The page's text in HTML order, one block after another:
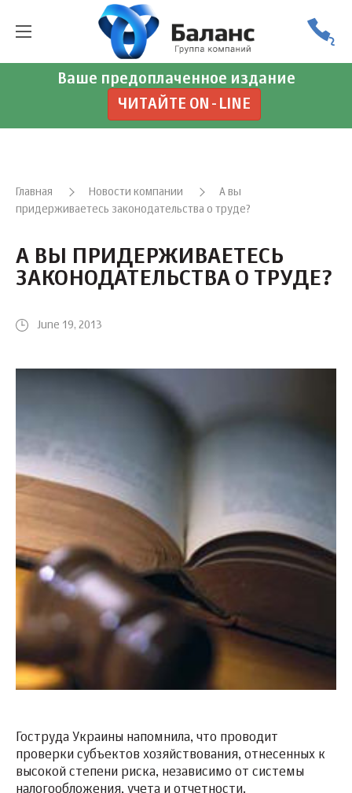
Ваше предоплаченное издание
ЧИТАЙТЕ ON-LINE
Главная Новости компании
А вы
придерживаетесь законодательства о труде?
А ВЫ ПРИДЕРЖИВАЕТЕСЬ
ЗАКОНОДАТЕЛЬСТВА О ТРУДЕ?
June 19, 2013
Гоструда Украины напомнила, что проводит
проверки субъектов хозяйствования, отнесенных к
высокой степени риска, независимо от системы
налогообложения, учета и отчетности.